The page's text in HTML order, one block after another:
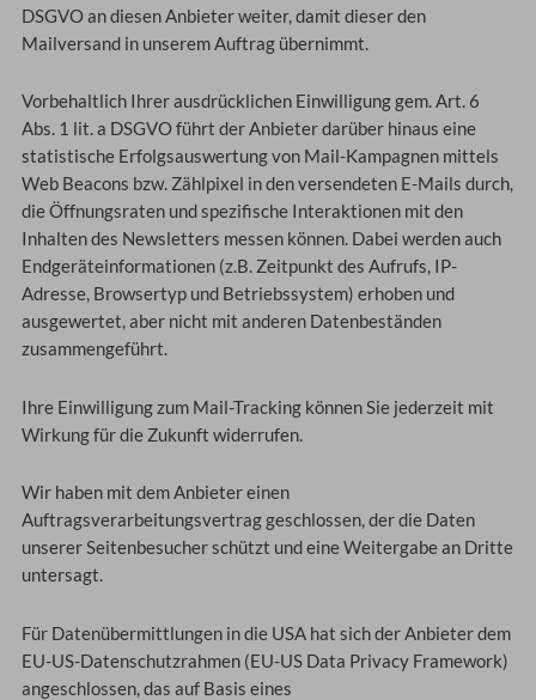
DSGVO an diesen Anbieter weiter, damit dieser den
Mailversand in unserem Auftrag übernimmt.
Vorbehaltlich Ihrer ausdrücklichen Einwilligung gem. Art. 6
Abs. 1 lit. a DSGVO führt der Anbieter darüber hinaus eine
statistische Erfolgsauswertung von Mail-Kampagnen mittels
Web Beacons bzw. Zählpixel in den versendeten E-Mails durch,
die Öffnungsraten und spezifische Interaktionen mit den
Inhalten des Newsletters messen können. Dabei werden auch
Endgeräteinformationen (z.B. Zeitpunkt des Aufrufs, IP-
Adresse, Browsertyp und Betriebssystem) erhoben und
ausgewertet, aber nicht mit anderen Datenbeständen
zusammengeführt.
Ihre Einwilligung zum Mail-Tracking können Sie jederzeit mit
Wirkung für die Zukunft widerrufen.
Wir haben mit dem Anbieter einen
Auftragsverarbeitungsvertrag geschlossen, der die Daten
unserer Seitenbesucher schützt und eine Weitergabe an Dritte
untersagt.
Für Datenübermittlungen in die USA hat sich der Anbieter dem
EU-US-Datenschutzrahmen (EU-US Data Privacy Framework)
angeschlossen, das auf Basis eines